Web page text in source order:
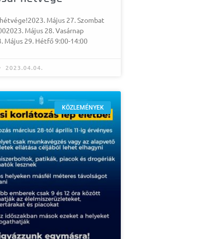
Május 27. Szombat
Május 28. Vasárnap
Május 29. Hétfő 9:00-14:00
2023.04.04.
KÖZLEMÉNYEK